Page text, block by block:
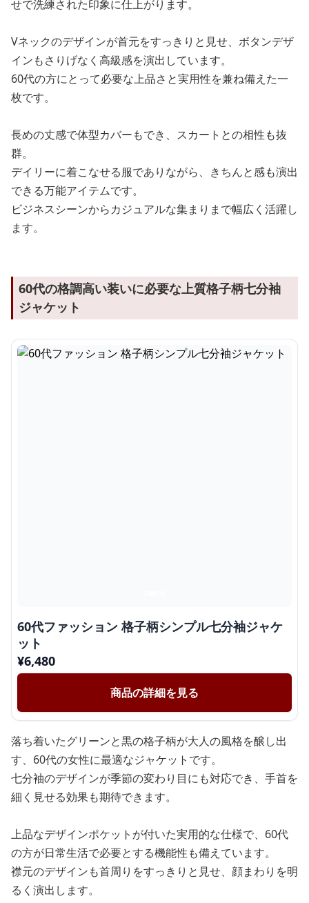
せで洗練された印象に仕上がります。
Vネックのデザインが首元をすっきりと見せ、ボタンデザ
インもさりげなく高級感を演出しています。
60代の方にとって必要な上品さと実用性を兼ね備えた一
枚です。
長めの丈感で体型カバーもでき、スカートとの相性も抜
群。
デイリーに着こなせる服でありながら、きちんと感も演出
できる万能アイテムです。
ビジネスシーンからカジュアルな集まりまで幅広く活躍し
ます。
60代の格調高い装いに必要な上質格子柄七分袖
ジャケット
60代ファッション 格子柄シンプル七分袖ジャケ
ット
¥6,480
商品の詳細を見る
落ち着いたグリーンと黒の格子柄が大人の風格を醸し出
す、60代の女性に最適なジャケットです。
七分袖のデザインが季節の変わり目にも対応でき、手首を
細く見せる効果も期待できます。
上品なデザインポケットが付いた実用的な仕様で、60代
の方が日常生活で必要とする機能性も備えています。
襟元のデザインも首周りをすっきりと見せ、顔まわりを明
るく演出します。